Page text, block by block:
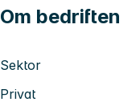
Om bedriften
Sektor
Privat